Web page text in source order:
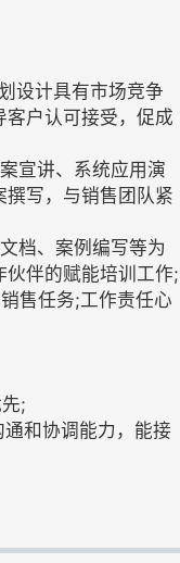
设计具有市场竞争
户认可接受，促成
宣讲、系统应用演
写，与销售团队紧
档、案例编写等为
伴的赋能培训工作;
售任务;工作责任心
;
和协调能力，能接